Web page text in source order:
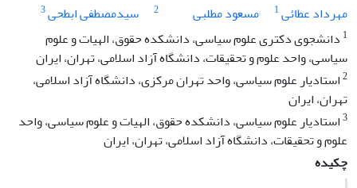
مهرداد عطائی1 مسعود مطلبی 2 سیدمصطفی ابطحی3
1 دانشجوی دکتری علوم سیاسی، دانشکده حقوق، الهیات و علوم
سیاسی، واحد علوم و تحقیقات، دانشگاه آزاد اسلامی، تهران، ایران
2استادیار علوم سیاسی، واحد تهران مرکزی، دانشگاه آزاد اسلامی،
تهران، ایران
3استادیار علوم سیاسی، دانشکده حقوق، الهیات و علوم سیاسی، واحد
علوم و تحقیقات، دانشگاه آزاد اسلامی، تهران، ایران
چکیده